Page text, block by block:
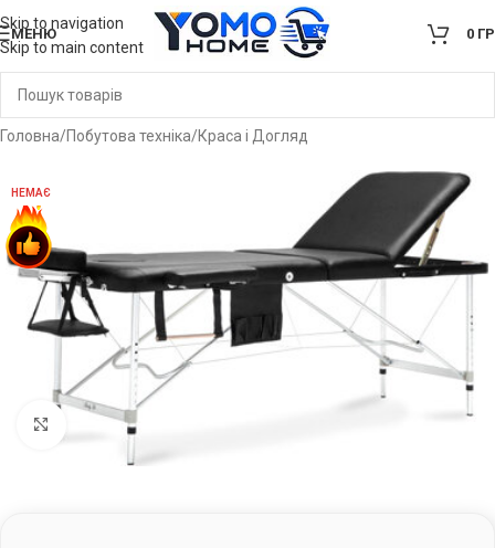
Skip to navigation
Skip to main content
МЕНЮ 0
Головна/Побутова техніка/Краса і Догляд
НЕМАЄ
Клацніть, щоб збільшити